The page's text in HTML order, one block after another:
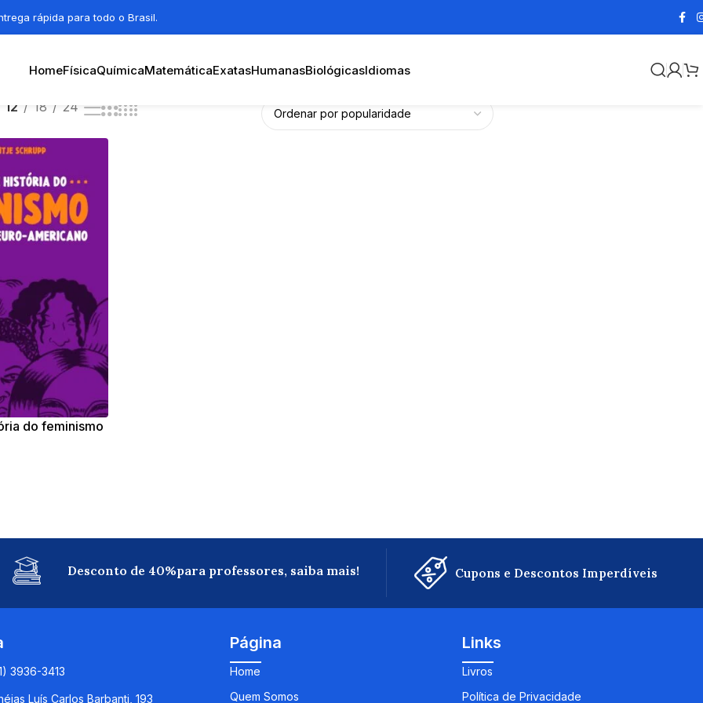
rápida para todo o Brasil.
HomeFísicaQuímicaMatemáticaExatasHumanasBiológicasIdiomas
12 18 24
do feminismo
Desconto de 40%para professores, saiba mais! Cupons e Descontos Imperdíveis
3936-3413
Luís Carlos Barbanti, 193
Página
Home
Quem Somos
Links
Livros
Política de Privacidade